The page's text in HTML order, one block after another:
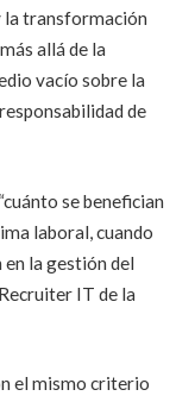
la transformación
allá de la
vacío sobre la
de
se benefician
laboral, cuando
la gestión del
IT de la
el mismo criterio